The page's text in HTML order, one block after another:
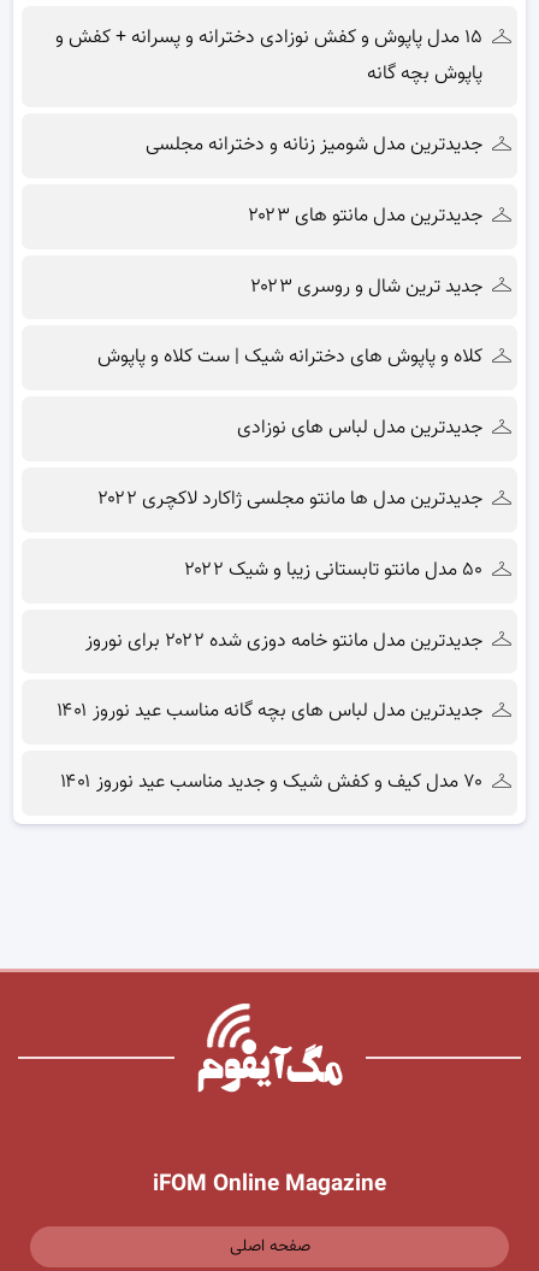
۱۵ مدل پاپوش و کفش نوزادی دخترانه و پسرانه + کفش و
پاپوش بچه گانه
جدیدترین مدل شومیز زنانه و دخترانه مجلسی
جدیدترین مدل مانتو های ۲۰۲۳
جدید ترین شال و روسری ۲۰۲۳
کلاه و پاپوش های دخترانه شیک | ست کلاه و پاپوش
جدیدترین مدل لباس های نوزادی
جدیدترین مدل ها مانتو مجلسی ژاکارد لاکچری ۲۰۲۲
۵۰ مدل مانتو تابستانی زیبا و شیک ۲۰۲۲
جدیدترین مدل مانتو خامه دوزی شده ۲۰۲۲ برای نوروز
جدیدترین مدل لباس های بچه گانه مناسب عید نوروز ۱۴۰۱
۷۰ مدل کیف و کفش شیک و جدید مناسب عید نوروز ۱۴۰۱
iFOM Online Magazine
صفحه اصلی